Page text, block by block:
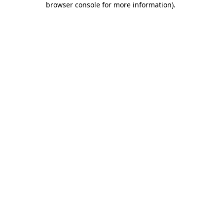
browser console for more information).